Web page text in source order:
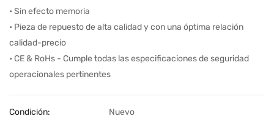
• Sin efecto memoria
• Pieza de repuesto de alta calidad y con una óptima relación
calidad-precio
• CE & RoHs - Cumple todas las especificaciones de seguridad
operacionales pertinentes
Condición:
Nuevo